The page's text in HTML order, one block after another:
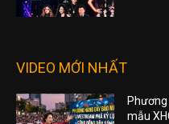
VIDEO MỚI NHẤT
mẫu